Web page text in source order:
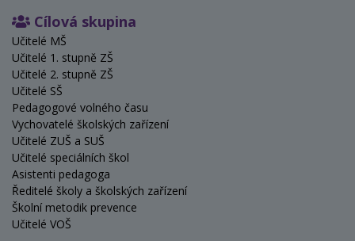
Cílová skupina
Učitelé MŠ
Učitelé 1. stupně ZŠ
Učitelé 2. stupně ZŠ
Učitelé SŠ
Pedagogové volného času
Vychovatelé školských zařízení
Učitelé ZUŠ a SUŠ
Učitelé speciálních škol
Asistenti pedagoga
Ředitelé školy a školských zařízení
Školní metodik prevence
Učitelé VOŠ